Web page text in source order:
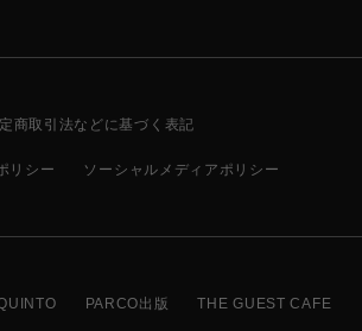
商取引法などに基づく表記
リシー ソーシャルメディアポリシー
PARCO出版 THE GUEST CAFE